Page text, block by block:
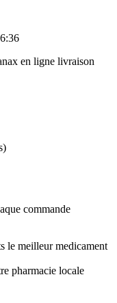
en ligne livraison
commande
le meilleur medicament
pharmacie locale